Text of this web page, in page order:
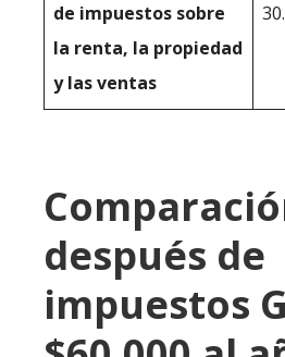
de impuestos sobre
la renta, la propiedad
y las ventas
después de
impuestos